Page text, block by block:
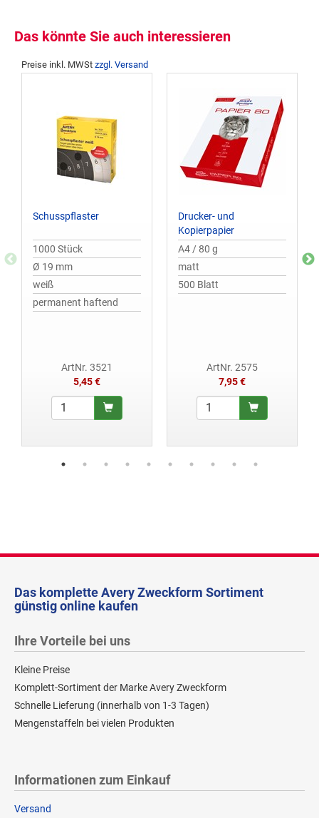
Das könnte Sie auch interessieren
Preise inkl. MWSt zzgl. Versand
Schusspflaster
1000 Stück
Ø 19 mm
weiß
permanent haftend
ArtNr. 3521
5,45 €
Drucker- und
Kopierpapier
A4 / 80 g
matt
500 Blatt
ArtNr. 2575
7,95 €
Das komplette Avery Zweckform Sortiment
günstig online kaufen
Ihre Vorteile bei uns
Kleine Preise
Komplett-Sortiment der Marke Avery Zweckform
Schnelle Lieferung (innerhalb von 1-3 Tagen)
Mengenstaffeln bei vielen Produkten
Informationen zum Einkauf
Versand